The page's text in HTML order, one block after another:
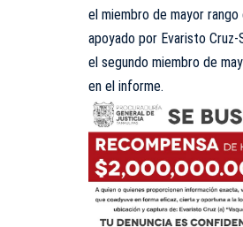
el miembro de mayor rango
apoyado por Evaristo Cruz-
el segundo miembro de
en el informe.